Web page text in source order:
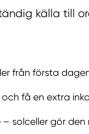
källa till
från första
få en extra
solceller gör